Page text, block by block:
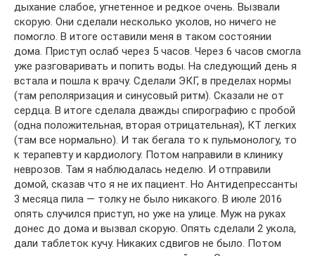
дыхание слабое, угнетенное и редкое очень. Вызвали
скорую. Они сделали несколько уколов, но ничего не
помогло. В итоге оставили меня в таком состоянии
дома. Приступ ослаб через 5 часов. Через 6 часов смогла
уже разговаривать и попить воды. На следующий день я
встала и пошла к врачу. Сделали ЭКГ, в пределах нормы
(там реполяризация и синусовый ритм). Сказали не от
сердца. В итоге сделала дважды спирографию с пробой
(одна положительная, вторая отрицательная), КТ легких
(там все нормально). И так бегала то к пульмонологу, то
к терапевту и кардиологу. Потом направили в клинику
неврозов. Там я наблюдалась неделю. И отправили
домой, сказав что я не их пациент. Но Антидепрессанты
3 месяца пила — толку не было никакого. В июле 2016
опять случился приступ, но уже на улице. Муж на руках
донес до дома и вызвал скорую. Опять сделали 2 укола,
дали таблеток кучу. Никаких сдвигов не было. Потом